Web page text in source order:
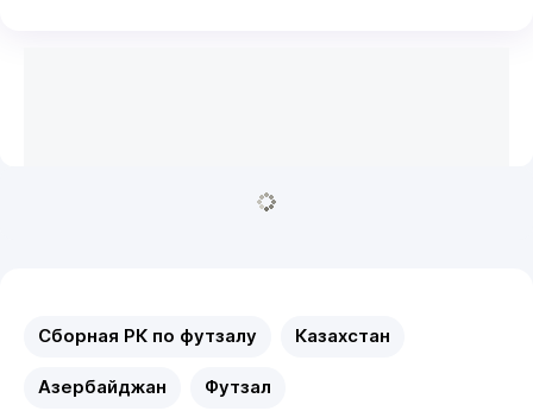
Сборная РК по футзалу Казахстан
Азербайджан Футзал